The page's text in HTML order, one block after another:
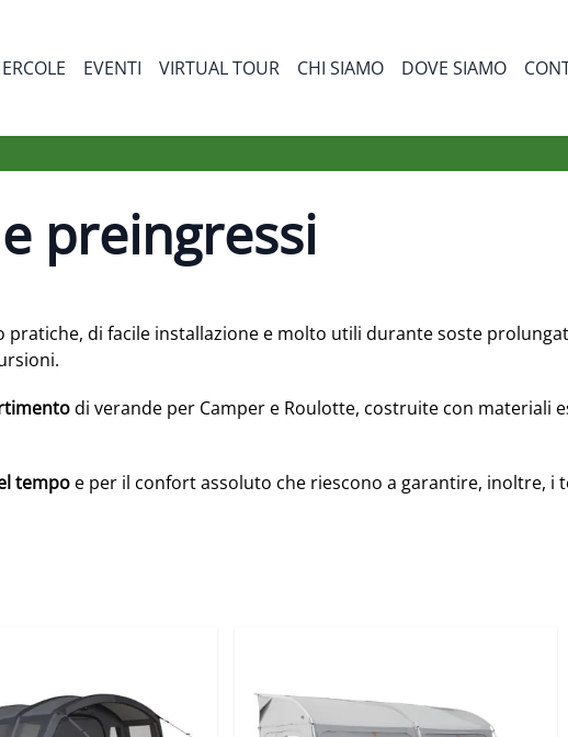
for Prodotti
EVENTI VIRTUAL TOUR CHI SIAMO DOVE SIAMO
preingressi
di facile installazione e molto utili durante soste
di verande per Camper e Roulotte, costruite con materiali
tempo e per il confort assoluto che riescono a garantire, inoltre,